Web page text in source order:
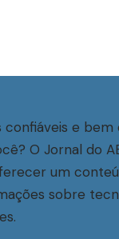
confiáveis e
O Jornal do
um
sobre